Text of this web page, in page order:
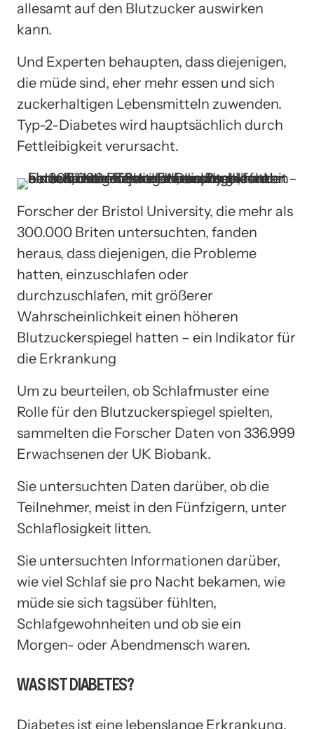
allesamt auf den Blutzucker auswirken
kann.
Und Experten behaupten, dass diejenigen,
die müde sind, eher mehr essen und sich
zuckerhaltigen Lebensmitteln zuwenden.
Typ-2-Diabetes wird hauptsächlich durch
Fettleibigkeit verursacht.
Forscher der Bristol University, die mehr als
300.000 Briten untersuchten, fanden
heraus, dass diejenigen, die Probleme
hatten, einzuschlafen oder
durchzuschlafen, mit größerer
Wahrscheinlichkeit einen höheren
Blutzuckerspiegel hatten – ein Indikator für
die Erkrankung
Um zu beurteilen, ob Schlafmuster eine
Rolle für den Blutzuckerspiegel spielten,
sammelten die Forscher Daten von 336.999
Erwachsenen der UK Biobank.
Sie untersuchten Daten darüber, ob die
Teilnehmer, meist in den Fünfzigern, unter
Schlaflosigkeit litten.
Sie untersuchten Informationen darüber,
wie viel Schlaf sie pro Nacht bekamen, wie
müde sie sich tagsüber fühlten,
Schlafgewohnheiten und ob sie ein
Morgen- oder Abendmensch waren.
WAS IST DIABETES?
Diabetes ist eine lebenslange Erkrankung,